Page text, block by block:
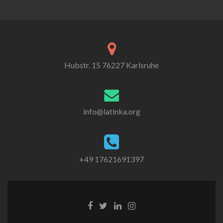
Hubstr. 15 76227 Karlsruhe
info@latinka.org
+49 17621691397